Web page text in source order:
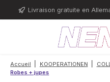
Passer au contenu principal
Livraison gratuite en
Accueil KOOPERATIONEN
Robes + jupes